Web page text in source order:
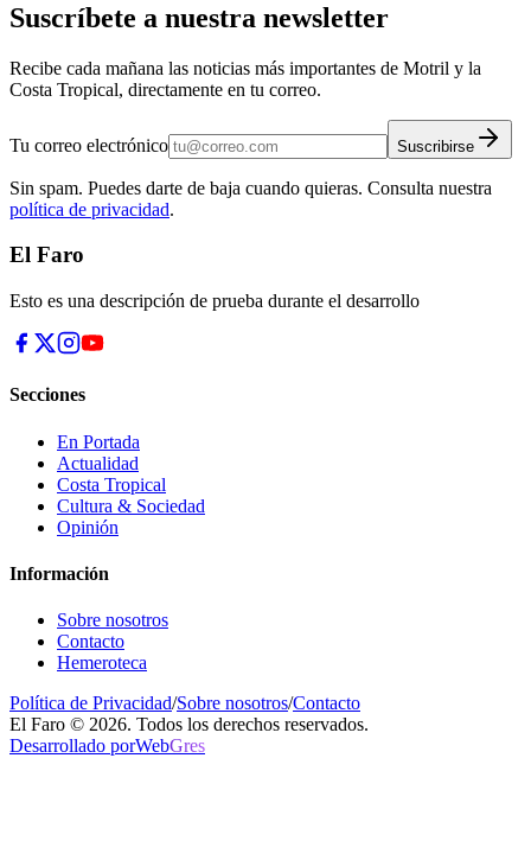
Suscríbete a nuestra newsletter
Recibe cada mañana las noticias más importantes de Motril y la
Costa Tropical, directamente en tu correo.
Tu correo electrónico Suscribirse
Sin spam. Puedes darte de baja cuando quieras. Consulta nuestra
política de privacidad.
El Faro
Esto es una descripción de prueba durante el desarrollo
Secciones
En Portada
Actualidad
Costa Tropical
Cultura & Sociedad
Opinión
Información
Sobre nosotros
Contacto
Hemeroteca
Política de Privacidad/Sobre nosotros/Contacto
El Faro © 2026. Todos los derechos reservados.
Desarrollado porWebGres